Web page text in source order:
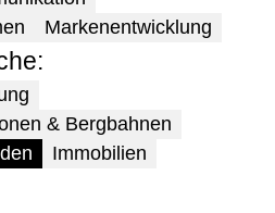
Gemeinden
Markenentwicklung
& Bergbahnen
Immobilien